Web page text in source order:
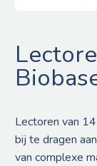
Lectoren van
bij te dragen
van complexe